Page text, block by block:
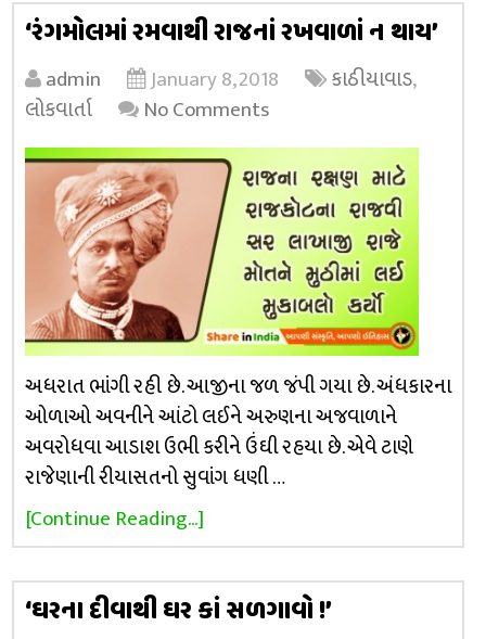
‘રંગમોલમાં રમવાથી રાજનાં રખવાળાં ન થાય’
admin January 8, 2018 કાઠીયાવાડ,
લોકવાર્તા
No Comments
અધરાત ભાંગી રહી છે. આજીના જળ જંપી ગયા છે. અંધકારના
ઓળાઓ અવનીને આંટો લઈને અરુણના અજવાળાને
અવરોધવા આડાશ ઉભી કરીને ઉંઘી રહયા છે. એવે ટાણે
રાજેણાની રીયાસતનો સુવાંગ ધણી …
[Continue Reading...]
‘ઘરના દીવાથી ઘર કાં સળગાવો !’